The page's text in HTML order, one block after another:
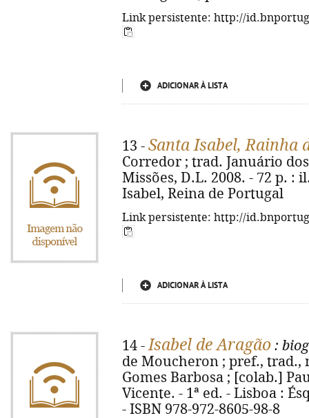
Link persistente: http://
ADICIONAR À LISTA
13 - Santa Isabel, Rainha
Corredor ; trad. Januário
Missões, D.L. 2008. - 72 p. :
Isabel, Reina de Portugal
Link persistente: http://
ADICIONAR À LISTA
14 -Isabel de Aragão :
de Moucheron ; pref., trad.,
Gomes Barbosa ; [colab.]
Vicente. - 1ª ed. - Lisboa :
- ISBN 978-972-8605-98-8